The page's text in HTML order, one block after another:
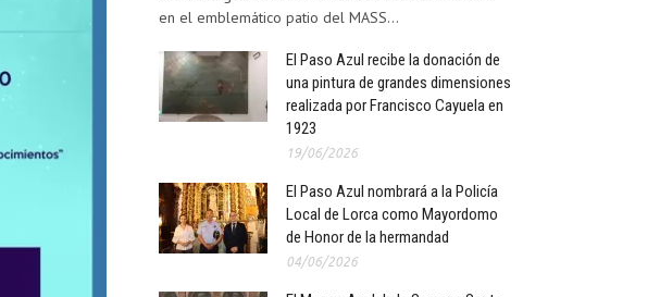
en el emblemático patio del MASS...
El Paso Azul recibe la donación de
una pintura de grandes dimensiones
realizada por Francisco Cayuela en
1923
19/06/2026
El Paso Azul nombrará a la Policía
Local de Lorca como Mayordomo
de Honor de la hermandad
04/06/2026